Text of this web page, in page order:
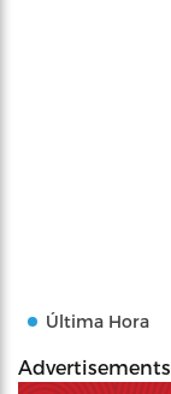
Última Hora
Advertisements